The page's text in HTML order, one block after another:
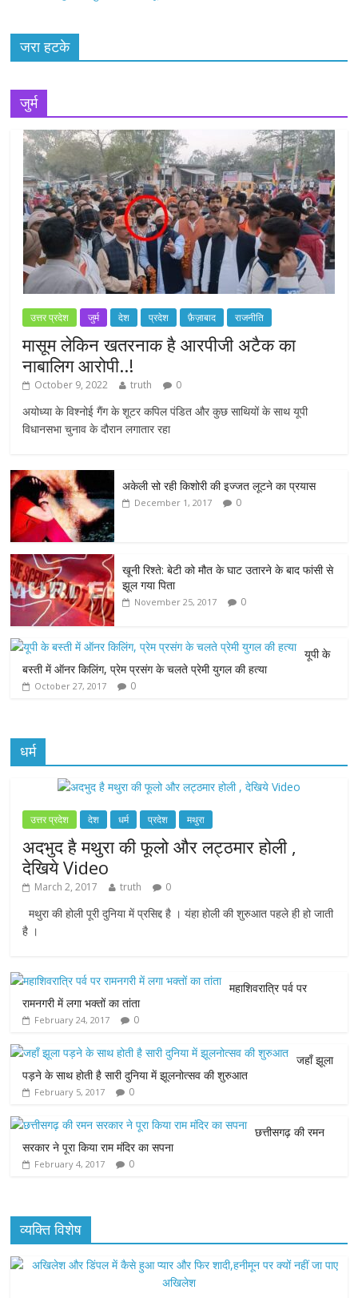
जरा हटके
जुर्म
उत्तर प्रदेश जुर्म देश प्रदेश फ़ैज़ाबाद राजनीति
मासूम लेकिन खतरनाक है आरपीजी अटैक का
नाबालिग आरोपी..!
October 9, 2022 truth 0
अयोध्या के विश्नोई गैंग के शूटर कपिल पंडित और कुछ साथियों के साथ यूपी
विधानसभा चुनाव के दौरान लगातार रहा
अकेली सो रही किशोरी की इज्जत लूटने का प्रयास
December 1, 2017 0
खूनी रिश्ते: बेटी को मौत के घाट उतारने के बाद फांसी से
झूल गया पिता
November 25, 2017 0
यूपी के
बस्ती में ऑनर किलिंग, प्रेम प्रसंग के चलते प्रेमी युगल की हत्या
October 27, 2017 0
धर्म
उत्तर प्रदेश देश धर्म प्रदेश मथुरा
अदभुद है मथुरा की फूलो और लट्ठमार होली ,
देखिये Video
March 2, 2017 truth 0
मथुरा की होली पूरी दुनिया में प्रसिद्द है । यंहा होली की शुरुआत पहले ही हो जाती
है ।
महाशिवरात्रि पर्व पर
रामनगरी में लगा भक्तों का तांता
February 24, 2017 0
जहाँ झूला
पड़ने के साथ होती है सारी दुनिया में झूलनोत्सव की शुरुआत
February 5, 2017 0
छत्तीसगढ़ की रमन
सरकार ने पूरा किया राम मंदिर का सपना
February 4, 2017 0
व्यक्ति विशेष